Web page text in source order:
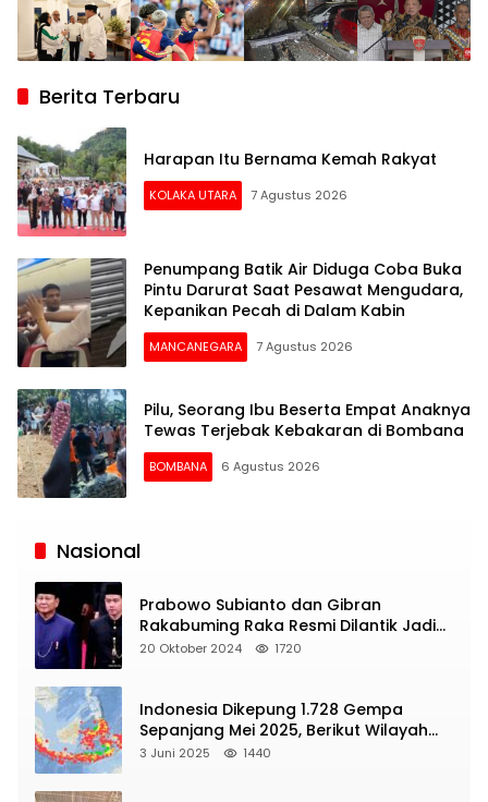
Berita Terbaru
Harapan Itu Bernama Kemah Rakyat
KOLAKA UTARA 7 Agustus 2026
Penumpang Batik Air Diduga Coba Buka
Pintu Darurat Saat Pesawat Mengudara,
Kepanikan Pecah di Dalam Kabin
MANCANEGARA 7 Agustus 2026
Pilu, Seorang Ibu Beserta Empat Anaknya
Tewas Terjebak Kebakaran di Bombana
BOMBANA 6 Agustus 2026
Siaran
Nasional
Prabowo Subianto dan Gibran
Rakabuming Raka Resmi Dilantik Jadi
Presiden dan Wapres RI
20 Oktober 2024 1720
Indonesia Dikepung 1.728 Gempa
Sepanjang Mei 2025, Berikut Wilayah
Yang Intens Diguncang!
3 Juni 2025 1440